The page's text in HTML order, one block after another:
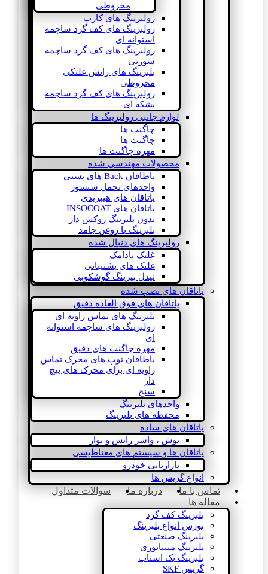
مخروطی
رولبرینگ های کارب
رولبرینگ های کف گرد ساچمه
استوانه ای
رولبرینگ های کف گرد ساچمه
سوزنی
بلبرینگ های رانش غلتکی
مخروطی
رولبرینگ های کف گرد ساچمه
بشکه ای
لوازم جانبی رولبرینگ ها
چاگنت ها
چاگنت ها
مهره چاگنت ها
محصولات مهندسی شده
یاطاقان Back های پشتی
واحدهای تحمل سنسور
یاتاقان های هیبریدی
یاتاقان های INSOCOAT
بدون بلبرینگ روکش دار
بلبرینگ با روغن جامد
رولبرینگ های دنبال شده
غلتک بادامک
غلتک های پشتیبانی
نیدل بیرینگ گوشکوبی
یاتاقان های نصب شده
یاتاقان های فوق العاده دقیق
بلبرینگ های تماس زاویه ای
رولبرینگ های ساچمه استوانه
ای
مهره چاگنت های دقیق
یاطاقان توپ های محرک تماس
زاویه ای برای محرک های پیچ
دار
سنج
واحدهای بلبرینگ
محفظه های بلبرینگ
یاتاقان های ساده
بوش ، واشر رانش و نوار
یاتاقان ها و سیستم های مغناطیسی
بازاریابی خودرو
انواع گریس ها
تماس با ما درباره ما
سوالات متداول
مقاله ها
بلبرینگ کف گرد
بورس انواع بلبرینگ
بلبرینگ صنعتی
بلبرینگ مینیاتوری
بلبرینگ بک استاپ
گریس SKF